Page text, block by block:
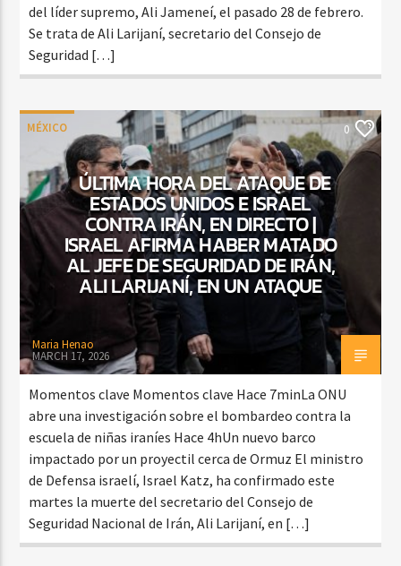
del líder supremo, Ali Jameneí, el pasado 28 de febrero.
Se trata de Ali Larijaní, secretario del Consejo de
Seguridad […]
MÉXICO 0
ÚLTIMA HORA DEL ATAQUE DE
ESTADOS UNIDOS E ISRAEL
CONTRA IRÁN, EN DIRECTO |
ISRAEL AFIRMA HABER MATADO
AL JEFE DE SEGURIDAD DE IRÁN,
ALI LARIJANÍ, EN UN ATAQUE
Maria Henao
MARCH 17, 2026
Momentos clave Momentos clave Hace 7minLa ONU
abre una investigación sobre el bombardeo contra la
escuela de niñas iraníes Hace 4hUn nuevo barco
impactado por un proyectil cerca de Ormuz El ministro
de Defensa israelí, Israel Katz, ha confirmado este
martes la muerte del secretario del Consejo de
Seguridad Nacional de Irán, Ali Larijaní, en […]